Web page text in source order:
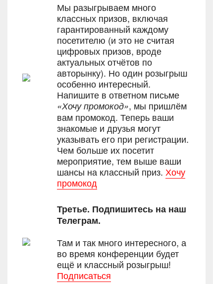
Мы разыгрываем много
классных призов, включая
гарантированный каждому
посетителю (и это не считая
цифровых призов, вроде
актуальных отчётов по
авторынку). Но один розыгрыш
особенно интересный.
Напишите в ответном письме
«Хочу промокод», мы пришлём
вам промокод. Теперь ваши
знакомые и друзья могут
указывать его при регистрации.
Чем больше их посетит
мероприятие, тем выше ваши
шансы на классный приз. Хочу
промокод
Третье. Подпишитесь на наш
Телеграм.
Там и так много интересного, а
во время конференции будет
ещё и классный розыгрыш!
Подписаться